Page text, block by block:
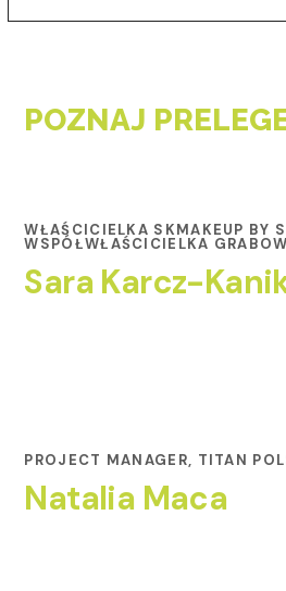
POZNAJ
WŁAŚCICIELKA SKMAKEUP BY
WSPÓŁWŁAŚCICIELKA
Sara Karcz-
PROJECT MANAGER, TITAN
Natalia Maca